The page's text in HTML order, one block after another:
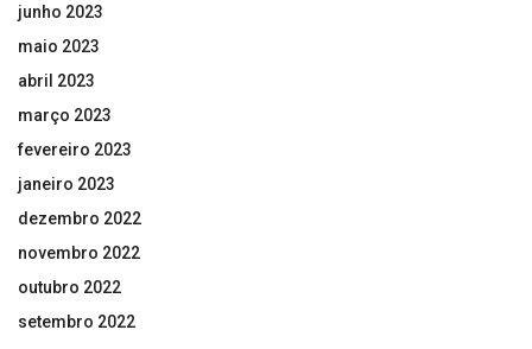
junho 2023
maio 2023
abril 2023
março 2023
fevereiro 2023
janeiro 2023
dezembro 2022
novembro 2022
outubro 2022
setembro 2022